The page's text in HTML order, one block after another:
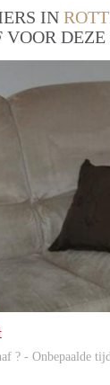
IN
VOOR
? - Onbepaalde